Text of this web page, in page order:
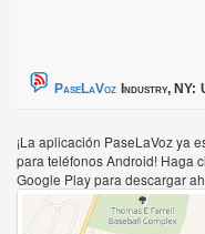
PaseLaVoz Industry, NY:
¡La aplicación PaseLaVoz ya
para teléfonos Android! Haga
Google Play para descargar